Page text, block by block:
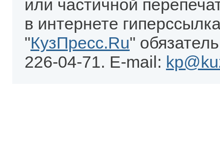
или частичной
в интернете
"КузПресс.Ru"
226-04-71. E-mail: